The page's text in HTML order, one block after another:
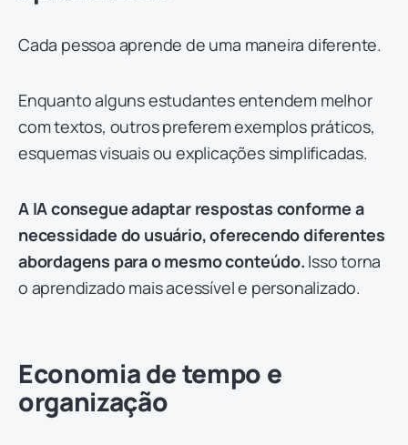
Cada pessoa aprende de uma maneira diferente.
Enquanto alguns estudantes entendem melhor
com textos, outros preferem exemplos práticos,
esquemas visuais ou explicações simplificadas.
A IA consegue adaptar respostas conforme a
necessidade do usuário, oferecendo diferentes
abordagens para o mesmo conteúdo. Isso torna
o aprendizado mais acessível e personalizado.
Economia de tempo e
organização